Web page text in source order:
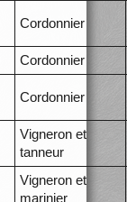
Cordonnier
Cordonnier
Cordonnier
Vigneron et
tanneur
Vigneron et
marinier